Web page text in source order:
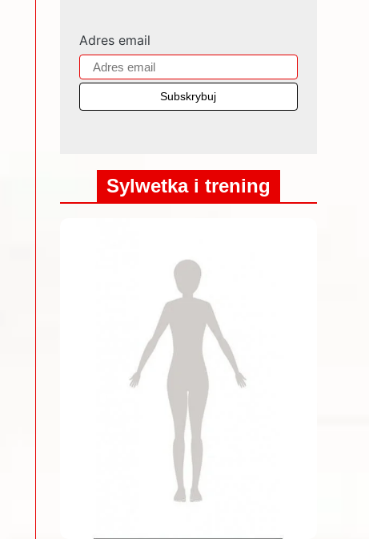
Adres email
Sylwetka i trening